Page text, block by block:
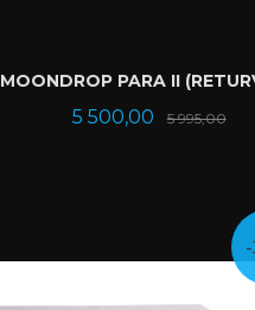
MOONDROP PARA II
Tilbud
5 500,00 5 995,00